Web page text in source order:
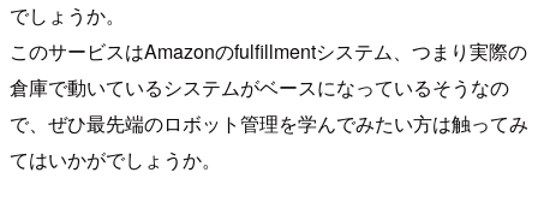
でしょうか。
このサービスはAmazonのfulfillmentシステム、つまり実際の
倉庫で動いているシステムがベースになっているそうなの
で、ぜひ最先端のロボット管理を学んでみたい方は触ってみ
てはいかがでしょうか。